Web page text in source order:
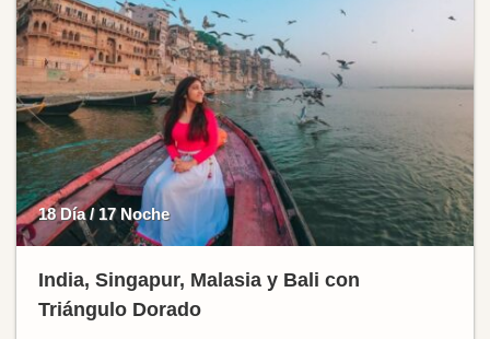
18 Día / 17 Noche
India, Singapur, Malasia y Bali con
Triángulo Dorado